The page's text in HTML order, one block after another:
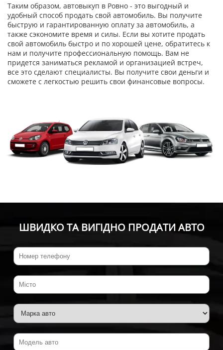
Таким образом, автовыкуп в Ровно - это выгодный и
удобный способ продать свой автомобиль. Вы получите
быструю и гарантированную оплату за автомобиль, а
также сэкономите время и силы. Если вы хотите продать
свой автомобиль быстро и по хорошей цене, обратитесь к
нам и получите профессиональную помощь. Вам не
придется заниматься рекламой и организацией встреч,
все это сделают специалисты. Вы получите свои деньги и
сможете с легкостью решить свои финансовые вопросы.
ШВИДКО ТА ВИГІДНО ПРОДАТИ АВТО